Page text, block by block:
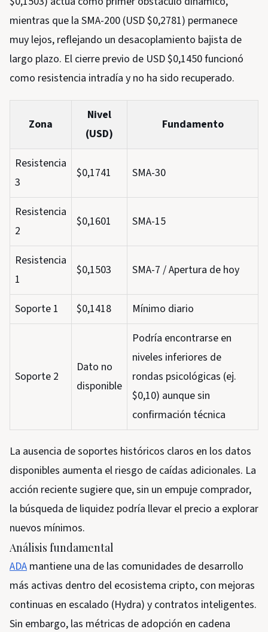
mientras que la SMA-200 (USD $0,2781) permanece
muy lejos, reflejando un desacoplamiento bajista de
largo plazo. El cierre previo de USD $0,1450 funcionó
como resistencia intradía y no ha sido recuperado.
Zona
Nivel
(USD)
Fundamento
Resistencia
3
$0,1741 SMA-30
Resistencia
2
$0,1601 SMA-15
Resistencia
1
$0,1503 SMA-7 / Apertura de hoy
Soporte 1 $0,1418 Mínimo diario
Soporte 2
Dato no
disponible
Podría encontrarse en
niveles inferiores de
rondas psicológicas (ej.
$0,10) aunque sin
confirmación técnica
La ausencia de soportes históricos claros en los datos
disponibles aumenta el riesgo de caídas adicionales. La
acción reciente sugiere que, sin un empuje comprador,
la búsqueda de liquidez podría llevar el precio a explorar
nuevos mínimos.
Análisis fundamental
ADA mantiene una de las comunidades de desarrollo
más activas dentro del ecosistema cripto, con mejoras
continuas en escalado (Hydra) y contratos inteligentes.
Sin embargo, las métricas de adopción en cadena